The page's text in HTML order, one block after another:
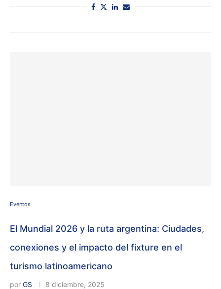
Eventos
El Mundial 2026 y la ruta argentina: Ciudades,
conexiones y el impacto del fixture en el
turismo latinoamericano
por GS 8 diciembre, 2025